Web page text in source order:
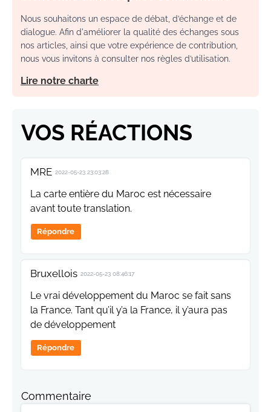
Nous souhaitons un espace de débat, d’échange et de
dialogue. Afin d'améliorer la qualité des échanges sous
nos articles, ainsi que votre expérience de contribution,
nous vous invitons à consulter nos règles d’utilisation.
Lire notre charte
VOS RÉACTIONS
MRE 2022-05-23 23:03:28
La carte entière du Maroc est nécessaire
avant toute translation.
Répondre
Bruxellois 2022-05-23 08:46:17
Le vrai développement du Maroc se fait sans
la France. Tant qu’il y’a la France, il y’aura pas
de développement
Répondre
Commentaire